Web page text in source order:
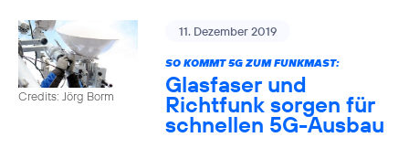
Credits: Jörg Borm
11. Dezember 2019
SO KOMMT 5G ZUM FUNKMAST:
Glasfaser und
Richtfunk sorgen für
schnellen 5G-Ausbau